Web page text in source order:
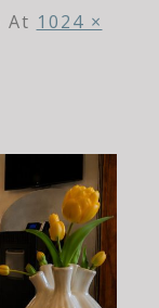
At 1024 ×